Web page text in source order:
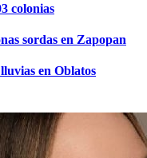
colonias
sordas en Zapopan
en Oblatos